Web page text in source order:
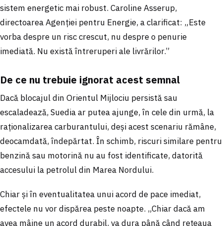
sistem energetic mai robust. Caroline Asserup,
directoarea Agenției pentru Energie, a clarificat: „Este
vorba despre un risc crescut, nu despre o penurie
imediată. Nu există întreruperi ale livrărilor.”
De ce nu trebuie ignorat acest semnal
Dacă blocajul din Orientul Mijlociu persistă sau
escaladează, Suedia ar putea ajunge, în cele din urmă, la
raționalizarea carburantului, deși acest scenariu rămâne,
deocamdată, îndepărtat. În schimb, riscuri similare pentru
benzină sau motorină nu au fost identificate, datorită
accesului la petrolul din Marea Nordului.
Chiar și în eventualitatea unui acord de pace imediat,
efectele nu vor dispărea peste noapte. „Chiar dacă am
avea mâine un acord durabil, va dura până când rețeaua